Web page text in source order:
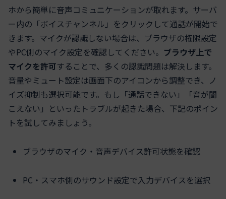
ホから簡単に音声コミュニケーションが取れます。サーバ
ー内の「ボイスチャンネル」をクリックして通話が開始で
きます。マイクが認識しない場合は、ブラウザの権限設定
やPC側のマイク設定を確認してください。 ブラウザ上で
マイクを許可することで、多くの認識問題は解決します。
音量やミュート設定は画面下のアイコンから調整でき、ノ
イズ抑制も選択可能です。もし「通話できない」「音が聞
こえない」といったトラブルが起きた場合、下記のポイン
トを試してみましょう。
ブラウザのマイク・音声デバイス許可状態を確認
PC・スマホ側のサウンド設定で入力デバイスを選択